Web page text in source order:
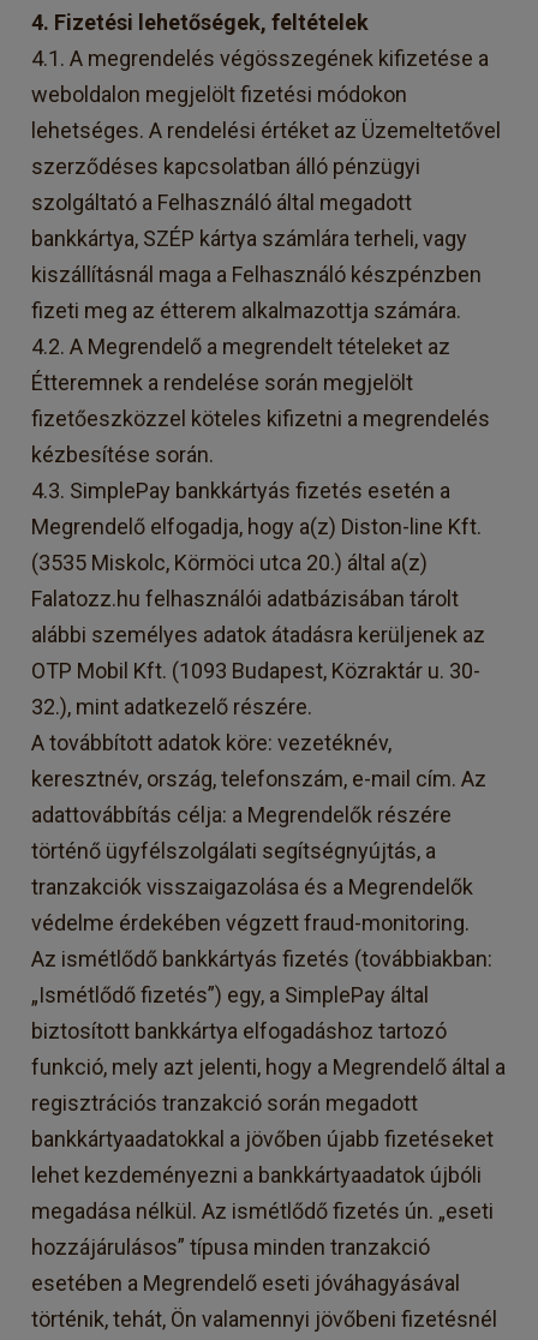
4. Fizetési lehetőségek, feltételek
4.1. A megrendelés végösszegének kifizetése a
weboldalon megjelölt fizetési módokon
lehetséges. A rendelési értéket az Üzemeltetővel
szerződéses kapcsolatban álló pénzügyi
szolgáltató a Felhasználó által megadott
bankkártya, SZÉP kártya számlára terheli, vagy
kiszállításnál maga a Felhasználó készpénzben
fizeti meg az étterem alkalmazottja számára.
4.2. A Megrendelő a megrendelt tételeket az
Étteremnek a rendelése során megjelölt
fizetőeszközzel köteles kifizetni a megrendelés
kézbesítése során.
4.3. SimplePay bankkártyás fizetés esetén a
Megrendelő elfogadja, hogy a(z) Diston-line Kft.
(3535 Miskolc, Körmöci utca 20.) által a(z)
Falatozz.hu felhasználói adatbázisában tárolt
alábbi személyes adatok átadásra kerüljenek az
OTP Mobil Kft. (1093 Budapest, Közraktár u. 30-
32.), mint adatkezelő részére.
A továbbított adatok köre: vezetéknév,
keresztnév, ország, telefonszám, e-mail cím. Az
adattovábbítás célja: a Megrendelők részére
történő ügyfélszolgálati segítségnyújtás, a
tranzakciók visszaigazolása és a Megrendelők
védelme érdekében végzett fraud-monitoring.
Az ismétlődő bankkártyás fizetés (továbbiakban:
„Ismétlődő fizetés”) egy, a SimplePay által
biztosított bankkártya elfogadáshoz tartozó
funkció, mely azt jelenti, hogy a Megrendelő által a
regisztrációs tranzakció során megadott
bankkártyaadatokkal a jövőben újabb fizetéseket
lehet kezdeményezni a bankkártyaadatok újbóli
megadása nélkül. Az ismétlődő fizetés ún. „eseti
hozzájárulásos” típusa minden tranzakció
esetében a Megrendelő eseti jóváhagyásával
történik, tehát, Ön valamennyi jövőbeni fizetésnél